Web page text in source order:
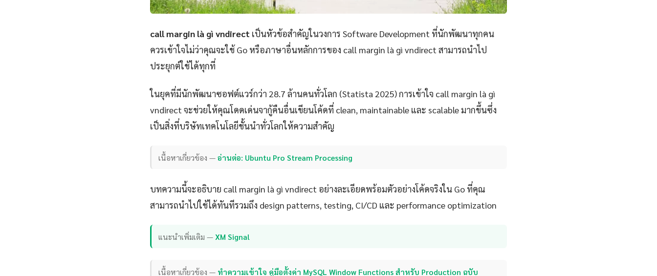
call margin là gì vndirect เป็นหัวข้อสำคัญในวงการ Software Development ที่นักพัฒนาทุกคน
ควรเข้าใจไม่ว่าคุณจะใช้ Go หรือภาษาอื่นหลักการของ call margin là gì vndirect สามารถนำไป
ประยุกต์ใช้ได้ทุกที่
ในยุคที่มีนักพัฒนาซอฟต์แวร์กว่า 28.7 ล้านคนทั่วโลก (Statista 2025) การเข้าใจ call margin là gì
vndirect จะช่วยให้คุณโดดเด่นจากู้คืนอื่นเขียนโค้ดที่ clean, maintainable และ scalable มากขึ้นซึ่ง
เป็นสิ่งที่บริษัทเทคโนโลยีชั้นนำทั่วโลกให้ความสำคัญ
เนื้อหาเกี่ยวข้อง —อ่านต่อ: Ubuntu Pro Stream Processing
บทความนี้จะอธิบาย call margin là gì vndirect อย่างละเอียดพร้อมตัวอย่างโค้ดจริงใน Go ที่คุณ
สามารถนำไปใช้ได้ทันทีรวมถึง design patterns, testing, CI/CD และ performance optimization
แนะนำเพิ่มเติม —XM Signal
เนื้อหาเกี่ยวข้อง — ทำความเข้าใจ คู่มือตั้งค่า MySQL Window Functions สำหรับ Production ฉบับ